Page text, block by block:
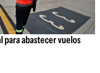
abastecer vuelos